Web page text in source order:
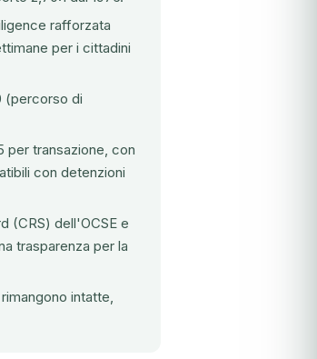
rafforzata
per i cittadini
(percorso di
per transazione, con
con detenzioni
(CRS) dell'OCSE e
trasparenza per la
intatte,